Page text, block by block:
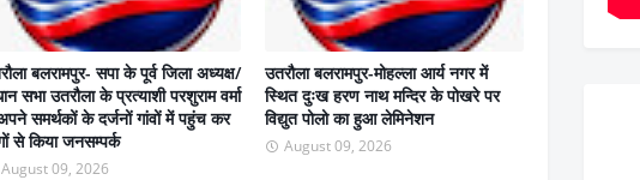
बलरामपुर- सपा के पूर्व जिला अध्यक्ष/
सभा उतरौला के प्रत्याशी परशुराम वर्मा
समर्थकों के दर्जनों गांवों में पहुंच कर
से किया जनसम्पर्क
August 09, 2026
उतरौला बलरामपुर-मोहल्ला आर्य नगर में
स्थित दुःख हरण नाथ मन्दिर के पोखरे पर
विद्युत पोलो का हुआ लेमिनेशन
August 09, 2026